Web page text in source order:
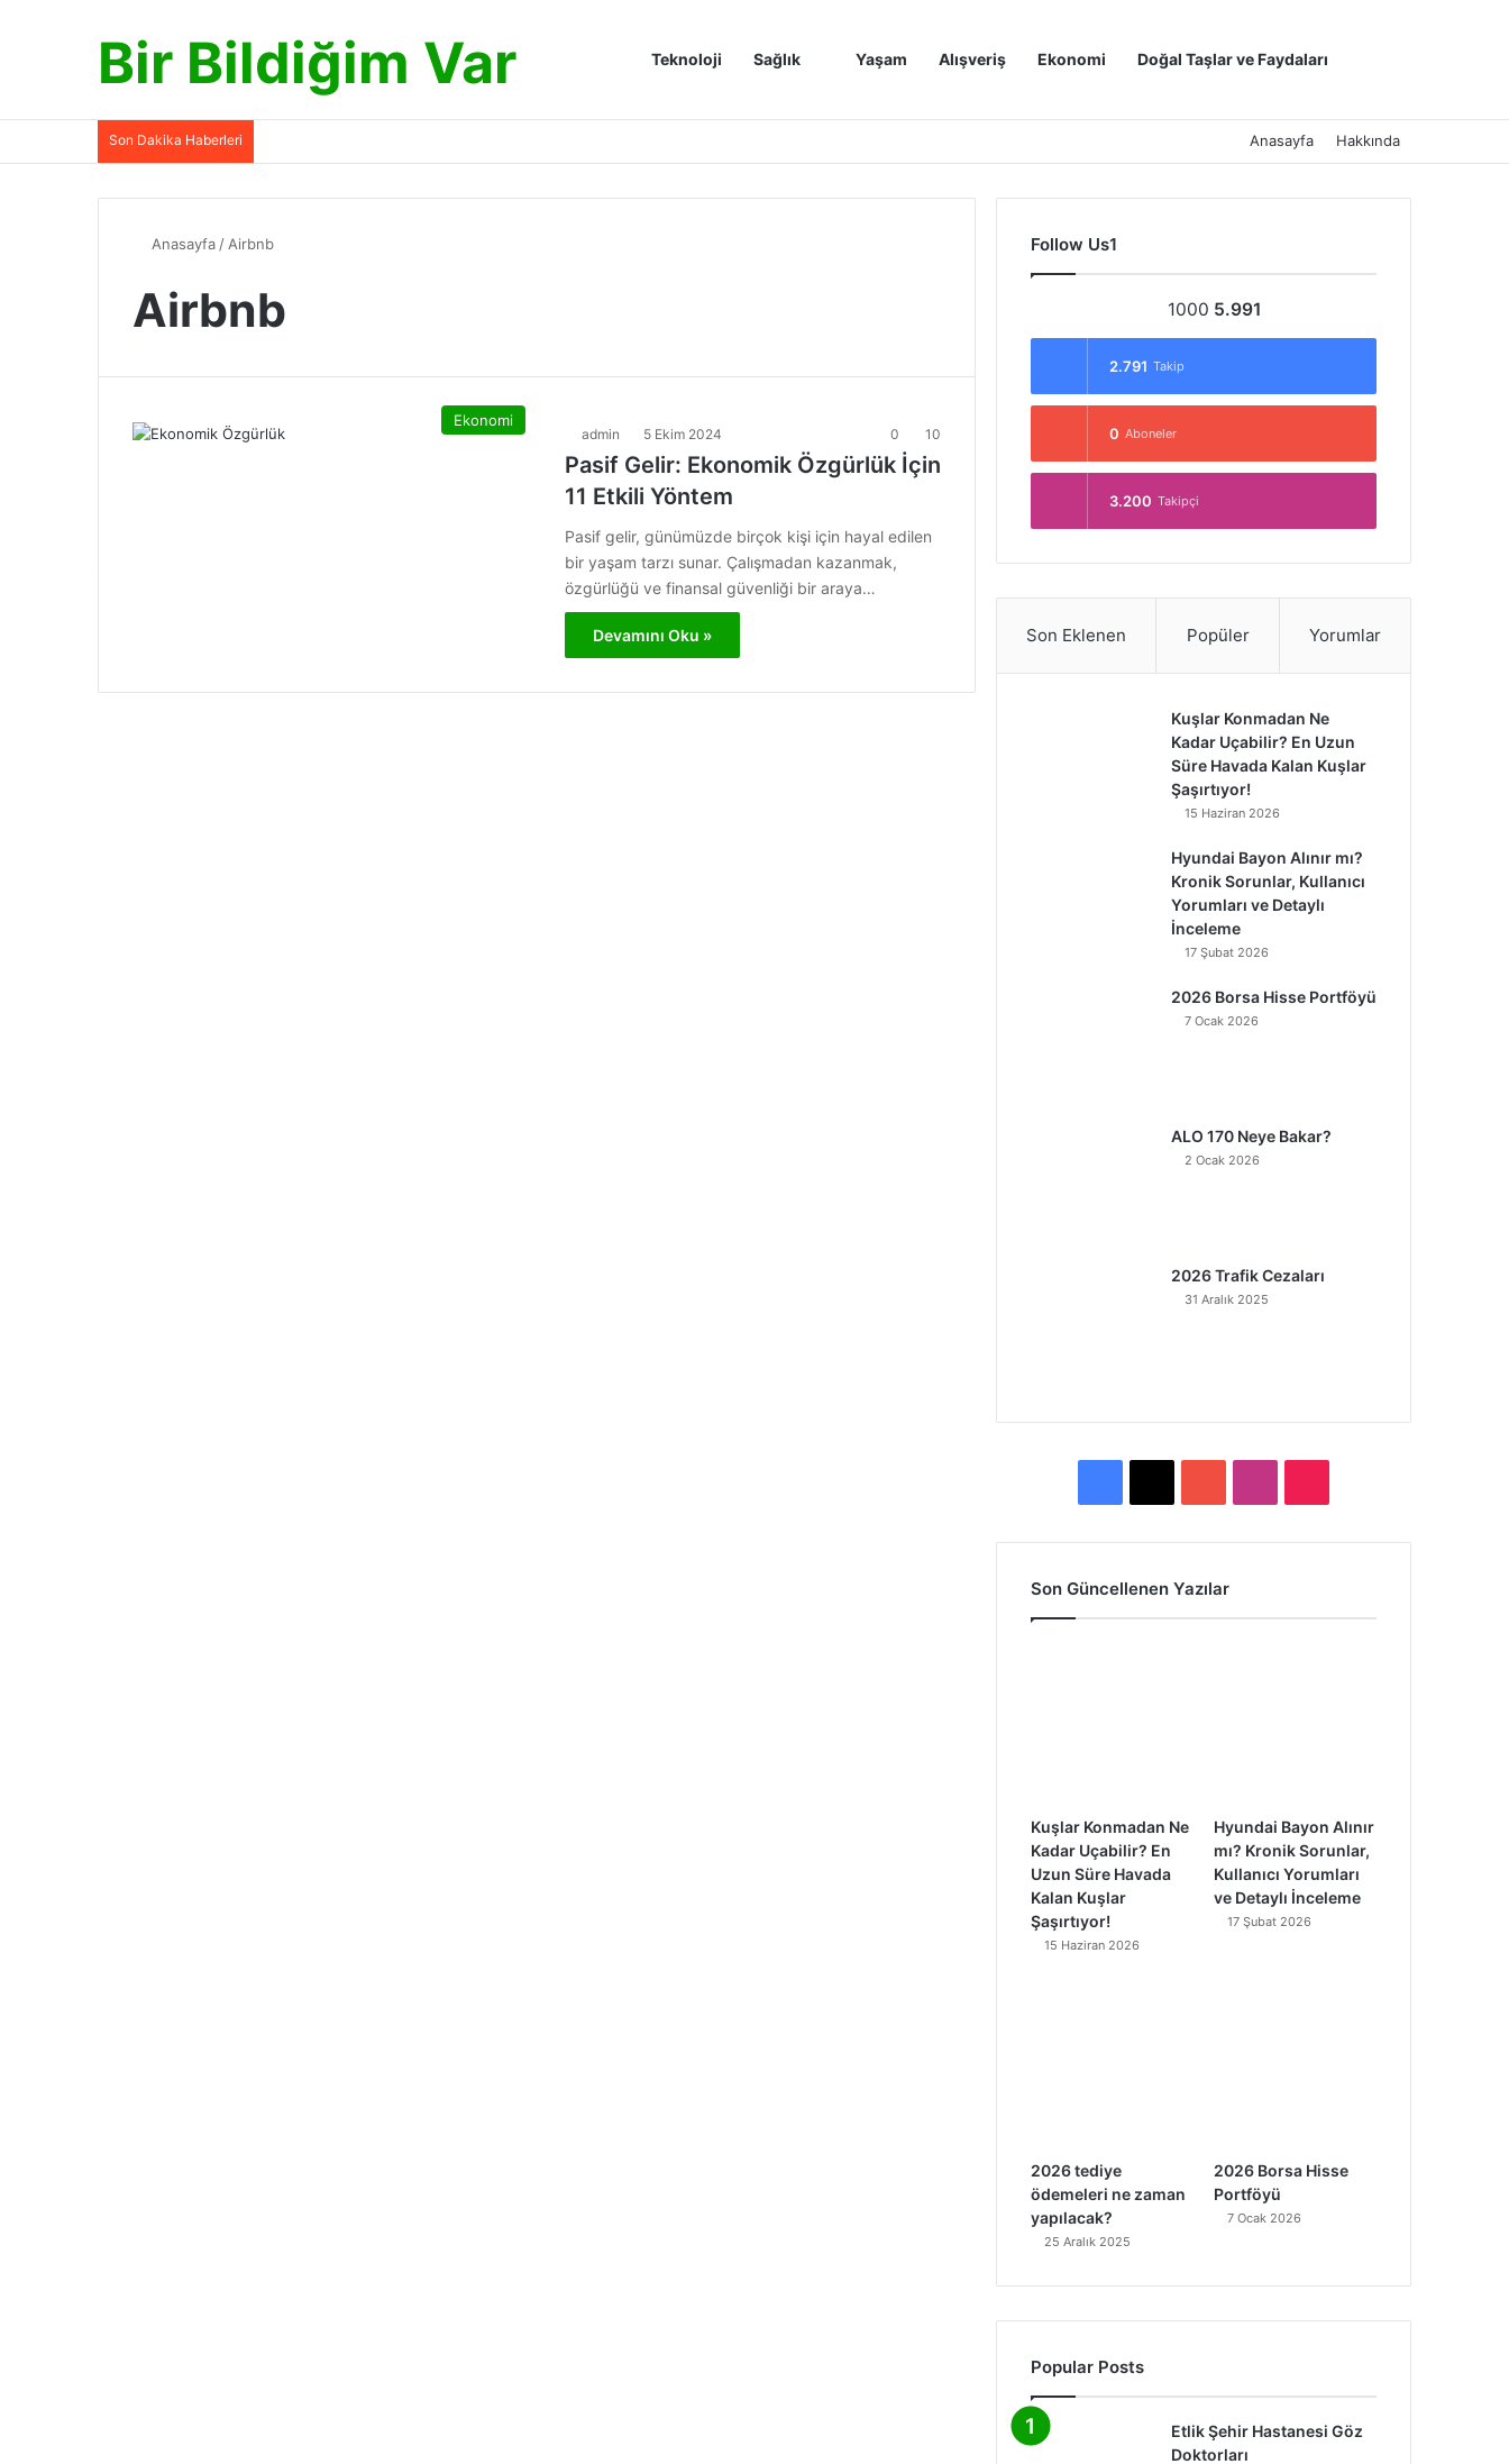
Bir Bildiğim Var Anasayfa
Teknoloji Sağlık Yaşam Alışveriş Ekonomi Doğal Taşlar ve Faydaları
Son Dakika Haberleri Anasayfa Hakkında
Anasayfa / Airbnb
Airbnb
Ekonomi
admin 5 Ekim 2024 0 10
Pasif Gelir: Ekonomik Özgürlük İçin
11 Etkili Yöntem
Pasif gelir, günümüzde birçok kişi için hayal edilen
bir yaşam tarzı sunar. Çalışmadan kazanmak,
özgürlüğü ve finansal güvenliği bir araya…
Devamını Oku »
Follow Us1
1000 5.991
2.791 Takip
0 Aboneler
3.200 Takipçi
Son Eklenen Popüler Yorumlar
Kuşlar Konmadan Ne
Kadar Uçabilir? En Uzun
Süre Havada Kalan Kuşlar
Şaşırtıyor!
15 Haziran 2026
Hyundai Bayon Alınır mı?
Kronik Sorunlar, Kullanıcı
Yorumları ve Detaylı
İnceleme
17 Şubat 2026
2026 Borsa Hisse Portföyü
7 Ocak 2026
ALO 170 Neye Bakar?
2 Ocak 2026
2026 Trafik Cezaları
31 Aralık 2025
e
T
t
T
Son Güncellenen Yazılar
Kuşlar Konmadan Ne
Kadar Uçabilir? En
Uzun Süre Havada
Kalan Kuşlar
Şaşırtıyor!
15 Haziran 2026
Hyundai Bayon Alınır
mı? Kronik Sorunlar,
Kullanıcı Yorumları
ve Detaylı İnceleme
17 Şubat 2026
2026 tediye
ödemeleri ne zaman
yapılacak?
25 Aralık 2025
2026 Borsa Hisse
Portföyü
7 Ocak 2026
Popular Posts
Etlik Şehir Hastanesi Göz
Doktorları